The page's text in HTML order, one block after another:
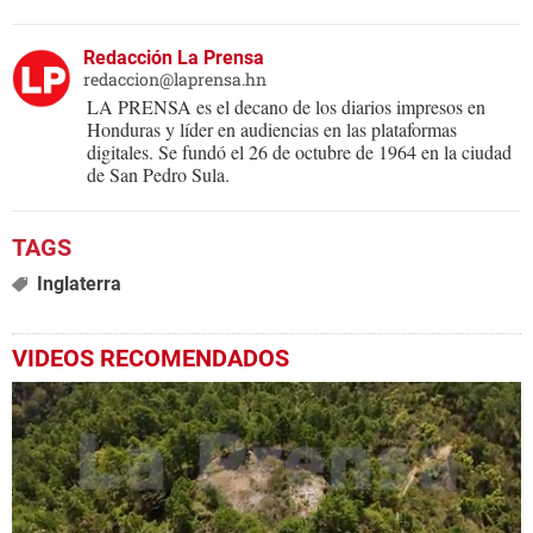
Redacción La Prensa
redaccion@laprensa.hn
LA PRENSA es el decano de los diarios impresos en
Honduras y líder en audiencias en las plataformas
digitales. Se fundó el 26 de octubre de 1964 en la ciudad
de San Pedro Sula.
Inglaterra
VIDEOS RECOMENDADOS